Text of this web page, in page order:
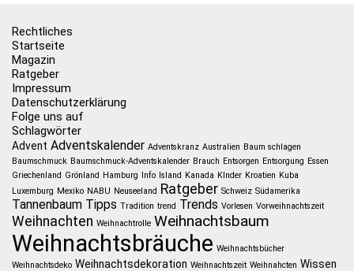
Rechtliches
Startseite
Magazin
Ratgeber
Impressum
Datenschutzerklärung
Folge uns auf
Schlagwörter
Advent Adventskalender Adventskranz Australien Baum schlagen
Baumschmuck Baumschmuck-Adventskalender Brauch Entsorgen Entsorgung Essen
Griechenland Grönland Hamburg Info Island Kanada KInder Kroatien Kuba
Luxemburg Mexiko NABU Neuseeland Ratgeber Schweiz Südamerika
Tannenbaum Tipps Tradition trend Trends Vorlesen Vorweihnachtszeit
Weihnachten Weihnachtrolle Weihnachtsbaum
Weihnachtsbräuche Weihnachtsbücher
Weihnachtsdeko Weihnachtsdekoration Weihnachtszeit Weihnahcten Wissen